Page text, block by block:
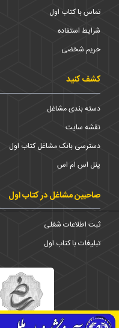
تماس با کتاب اول
شرایط استفاده
حریم شخضی
کشف کنید
دسته بندی مشاغل
نقشه سایت
دسترسی بانک مشاغل کتاب اول
پنل اس ام اس
صاحبین مشاغل در کتاب اول
ثبت اطلاعات شغلی
تبلیغات با کتاب اول